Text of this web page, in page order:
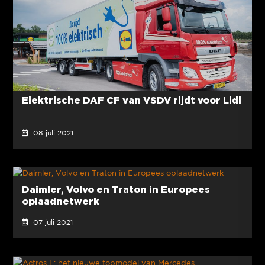
Elektrische DAF CF van VSDV rijdt voor Lidl
08 juli 2021
Daimler, Volvo en Traton in Europees
oplaadnetwerk
07 juli 2021